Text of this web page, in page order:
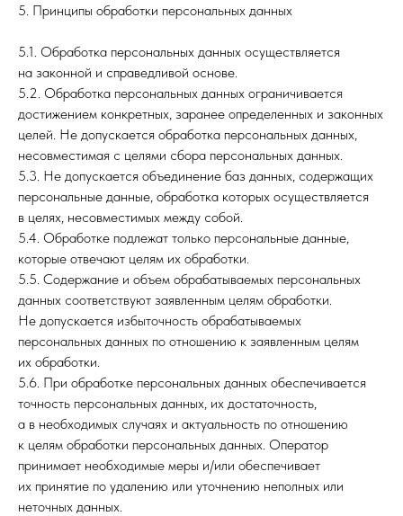
5. Принципы обработки персональных данных
5.1. Обработка персональных данных осуществляется
на законной и справедливой основе.
5.2. Обработка персональных данных ограничивается
достижением конкретных, заранее определенных и законных
целей. Не допускается обработка персональных данных,
несовместимая с целями сбора персональных данных.
5.3. Не допускается объединение баз данных, содержащих
персональные данные, обработка которых осуществляется
в целях, несовместимых между собой.
5.4. Обработке подлежат только персональные данные,
которые отвечают целям их обработки.
5.5. Содержание и объем обрабатываемых персональных
данных соответствуют заявленным целям обработки.
Не допускается избыточность обрабатываемых
персональных данных по отношению к заявленным целям
их обработки.
5.6. При обработке персональных данных обеспечивается
точность персональных данных, их достаточность,
а в необходимых случаях и актуальность по отношению
к целям обработки персональных данных. Оператор
принимает необходимые меры и/или обеспечивает
их принятие по удалению или уточнению неполных или
неточных данных.